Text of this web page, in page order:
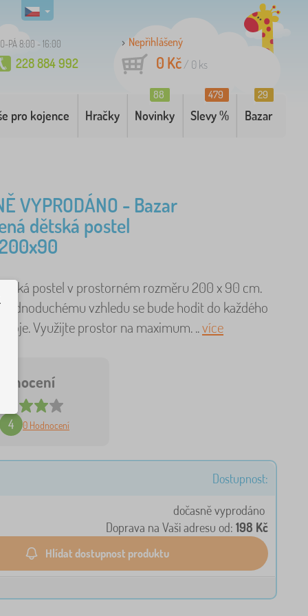
PÁ 8:00 - 16:00
228 884 992
Nepřihlášený
0 Kč/ 0 ks
pro kojence Hračky Novinky
88
Slevy %
479
Bazar
29
VYPRODÁNO - Bazar
dětská postel
postel v prostorném rozměru 200 x 90 cm.
jednoduchému vzhledu se bude hodit do každého
Využijte prostor na maximum. ..více
4 0 Hodnocení
Dostupnost:
dočasně vyprodáno
Doprava na Vaši adresu od: 198 Kč
Hlídat dostupnost produktu